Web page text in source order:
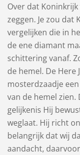
Over dat
zeggen. Je zou
vergelijken die in
de ene diamant
schittering vanaf.
de hemel. De
mosterdzaadje
van de hemel
gelijkenis Hij
weglaat. Hij richt
belangrijk dat wij
aandacht,